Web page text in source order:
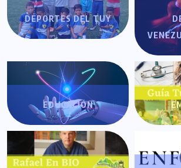
DEPORTES DEL TUY
EDUCACIÓN